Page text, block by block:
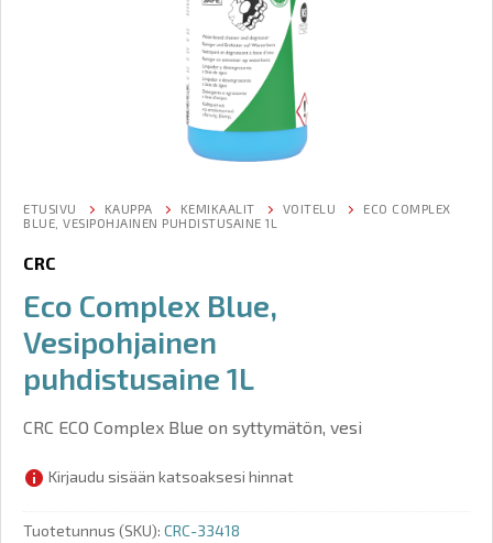
ETUSIVU KAUPPA KEMIKAALIT VOITELU
ECO COMPLEX
BLUE, VESIPOHJAINEN PUHDISTUSAINE 1L
CRC
Eco Complex Blue,
Vesipohjainen
puhdistusaine 1L
CRC ECO Complex Blue on syttymätön, vesi
Kirjaudu sisään katsoaksesi hinnat
Tuotetunnus (SKU): CRC-33418